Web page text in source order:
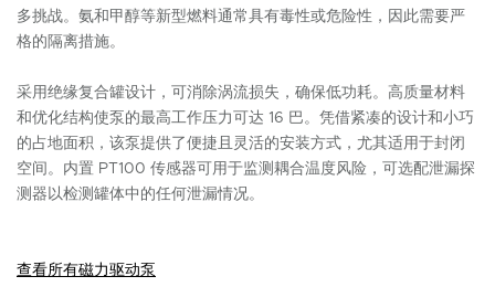
多挑战。氨和甲醇等新型燃料通常具有毒性或危险性，因此需要严
格的隔离措施。
采用绝缘复合罐设计，可消除涡流损失，确保低功耗。高质量材料
和优化结构使泵的最高工作压力可达 16 巴。凭借紧凑的设计和小巧
的占地面积，该泵提供了便捷且灵活的安装方式，尤其适用于封闭
空间。内置 PT100 传感器可用于监测耦合温度风险，可选配泄漏探
测器以检测罐体中的任何泄漏情况。
查看所有磁力驱动泵